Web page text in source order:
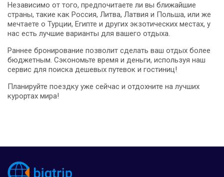
Независимо от того, предпочитаете ли вы ближайшие
страны, такие как Россия, Литва, Латвия и Польша, или же
мечтаете о Турции, Египте и других экзотических местах, у
нас есть лучшие варианты для вашего отдыха.
Раннее бронирование позволит сделать ваш отдых более
бюджетным. Сэкономьте время и деньги, используя наш
сервис для поиска дешевых путевок и гостиниц!
Планируйте поездку уже сейчас и отдохните на лучших
курортах мира!